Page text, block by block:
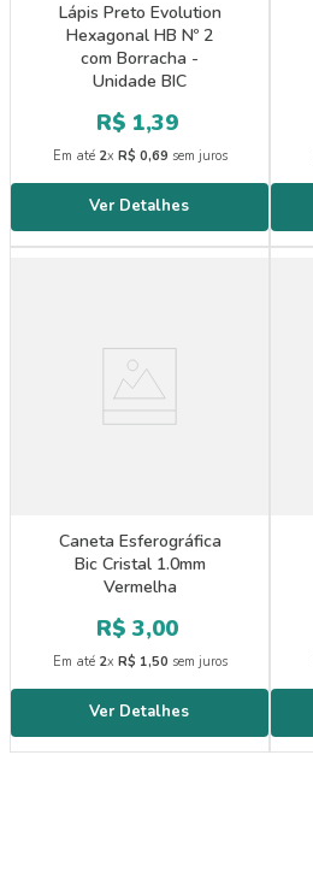
Lápis Preto Evolution
Hexagonal HB Nº 2
com Borracha -
Unidade BIC
R$ 1,39
Em até 2x R$ 0,69 sem juros
Caneta Esferográfica
Bic Cristal 1.0mm
Vermelha
R$ 3,00
Em até 2x R$ 1,50 sem juros